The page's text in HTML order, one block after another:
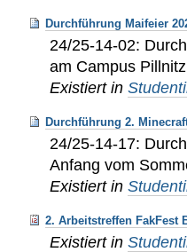
Durchführung Maifeier
24/25-14-02:
am Campus Pillnitz
Existiert in
Durchführung 2.
24/25-14-17:
Anfang vom
Existiert in
2. Arbeitstreffen FakFest
Existiert in